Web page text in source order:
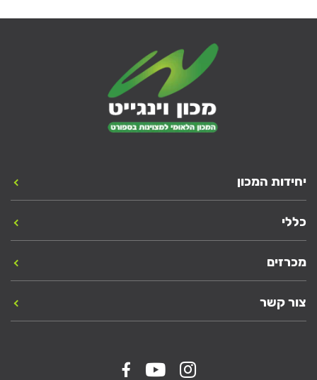
יחידות המכון
כללי
מכרזים
צור קשר